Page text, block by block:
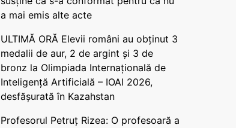
a mai emis alte acte
ULTIMĂ ORĂ Elevii români au obținut 3
medalii de aur, 2 de argint și 3 de
bronz la Olimpiada Internațională de
Inteligență Artificială – IOAI 2026,
desfășurată în Kazahstan
Profesorul Petruț Rizea: O profesoară a